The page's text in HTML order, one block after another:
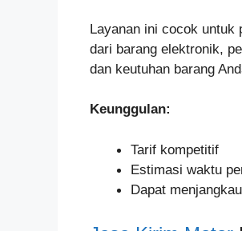
Layanan ini cocok untuk
dari barang elektronik,
dan keutuhan barang
Keunggulan:
Tarif kompetitif
Estimasi waktu
Dapat